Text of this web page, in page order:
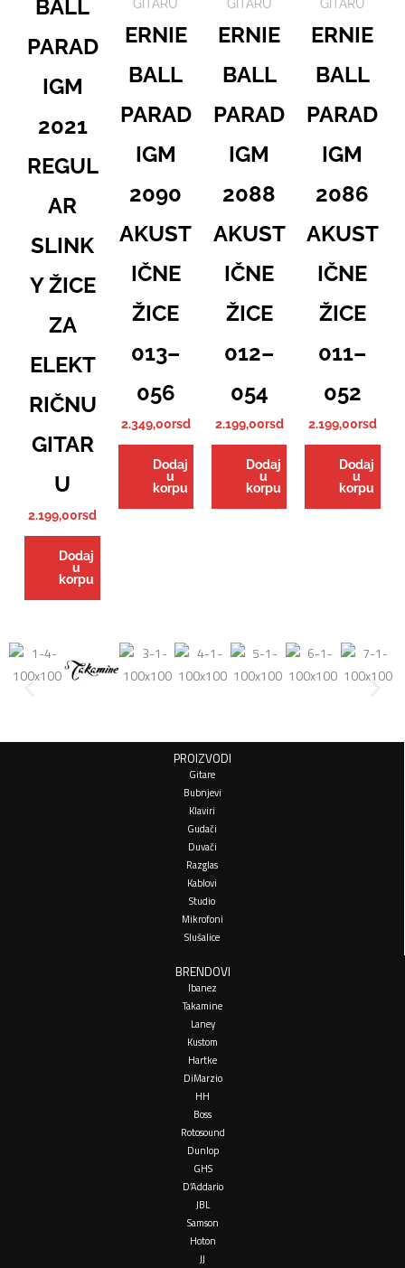
BALL
PARAD
IGM
2021
REGUL
AR
SLINK
Y ŽICE
ZA
ELEKT
RIČNU
GITAR
U
2.199,00rsd
Dodaj
u
korpu
GITARU
ERNIE
BALL
PARAD
IGM
2090
AKUST
IČNE
ŽICE
013–
056
2.349,00rsd
Dodaj
u
korpu
GITARU
ERNIE
BALL
PARAD
IGM
2088
AKUST
IČNE
ŽICE
012–
054
2.199,00rsd
Dodaj
u
korpu
GITARU
ERNIE
BALL
PARAD
IGM
2086
AKUST
IČNE
ŽICE
011–
052
2.199,00rsd
Dodaj
u
korpu
PROIZVODI
Gitare
Bubnjevi
Klaviri
Gudači
Duvači
Razglas
Kablovi
Studio
Mikrofoni
Slušalice
BRENDOVI
Ibanez
Takamine
Laney
Kustom
Hartke
DiMarzio
HH
Boss
Rotosound
Dunlop
GHS
D’Addario
JBL
Samson
Hoton
JJ